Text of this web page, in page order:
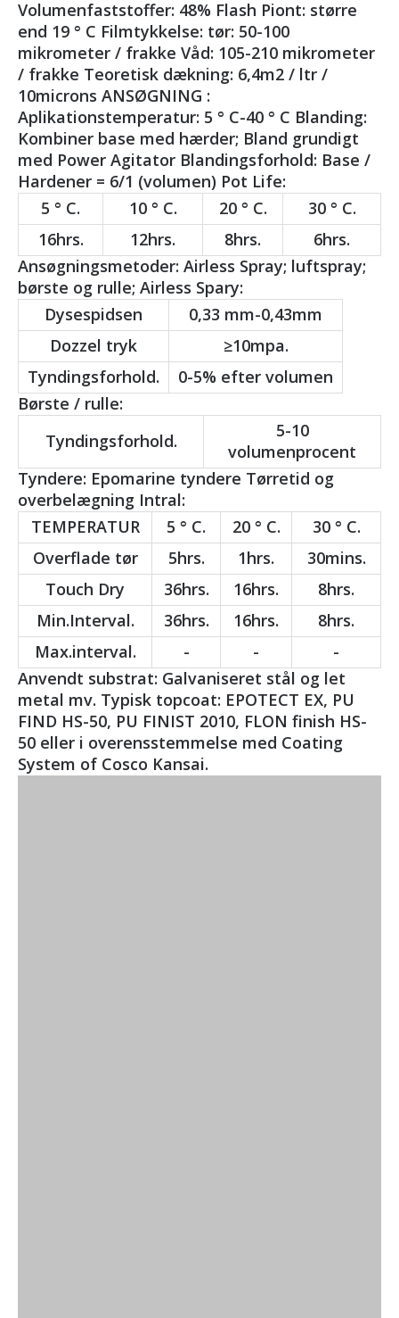
Volumenfaststoffer: 48% Flash Piont: større
end 19 ° C Filmtykkelse: tør: 50-100
mikrometer / frakke Våd: 105-210 mikrometer
/ frakke Teoretisk dækning: 6,4m2 / ltr /
10microns ANSØGNING :
Aplikationstemperatur: 5 ° C-40 ° C Blanding:
Kombiner base med hærder; Bland grundigt
med Power Agitator Blandingsforhold: Base /
Hardener = 6/1 (volumen) Pot Life:
5 ° C.
10 ° C. 20 ° C.
30 ° C.
16hrs.
12hrs. 8hrs.
6hrs.
Ansøgningsmetoder: Airless Spray; luftspray;
børste og rulle; Airless Spary:
Dysespidsen
0,33 mm-0,43mm
Dozzel tryk
≥10mpa.
Tyndingsforhold.
0-5% efter volumen
Børste / rulle:
Tyndingsforhold.
5-10
volumenprocent
Tyndere: Epomarine tyndere Tørretid og
overbelægning Intral:
TEMPERATUR
5 ° C. 20 ° C.
30 ° C.
Overflade tør
5hrs. 1hrs.
30mins.
Touch Dry
36hrs. 16hrs.
8hrs.
Min.Interval.
36hrs. 16hrs.
8hrs.
Max.interval.
- -
-
Anvendt substrat: Galvaniseret stål og let
metal mv. Typisk topcoat: EPOTECT EX, PU
FIND HS-50, PU FINIST 2010, FLON finish HS-
50 eller i overensstemmelse med Coating
System of Cosco Kansai.